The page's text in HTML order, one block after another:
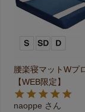
腰楽寝マットWプ
【WEB限定】
naoppe